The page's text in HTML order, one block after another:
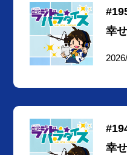
幸
幸